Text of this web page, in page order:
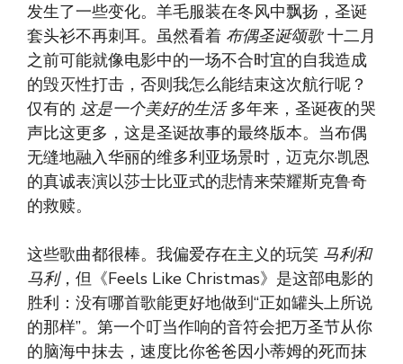
发生了一些变化。羊毛服装在冬风中飘扬，圣诞
套头衫不再刺耳。虽然看着 布偶圣诞颂歌十二月
之前可能就像电影中的一场不合时宜的自我造成
的毁灭性打击，否则我怎么能结束这次航行呢？
仅有的 这是一个美好的生活多年来，圣诞夜的哭
声比这更多，这是圣诞故事的最终版本。当布偶
无缝地融入华丽的维多利亚场景时，迈克尔·凯恩
的真诚表演以莎士比亚式的悲情来荣耀斯克鲁奇
的救赎。
这些歌曲都很棒。我偏爱存在主义的玩笑 马利和
马利，但《Feels Like Christmas》是这部电影的
胜利：没有哪首歌能更好地做到“正如罐头上所说
的那样”。第一个叮当作响的音符会把万圣节从你
的脑海中抹去，速度比你爸爸因小蒂姆的死而抹